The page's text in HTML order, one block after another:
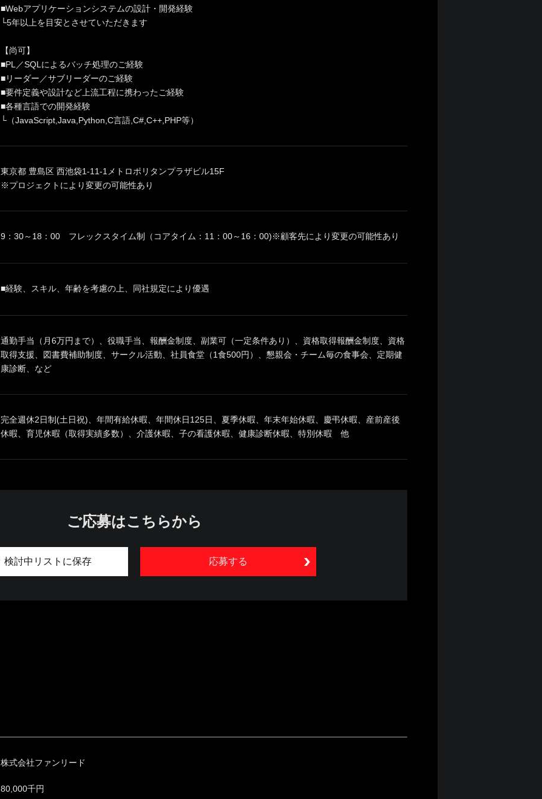
■Webアプリケーションシステムの設計・開発経験
└5年以上を目安とさせていただきます
【尚可】
■PL／SQLによるバッチ処理のご経験
■リーダー／サブリーダーのご経験
■要件定義や設計など上流工程に携わったご経験
■各種言語での開発経験
└（JavaScript,Java,Python,C言語,C#,C++,PHP等）
東京都 豊島区 西池袋1-11-1メトロポリタンプラザビル15F
※プロジェクトにより変更の可能性あり
9：30～18：00 フレックスタイム制（コアタイム：11：00～16：00)※顧客先により変更の可能性あり
■経験、スキル、年齢を考慮の上、同社規定により優遇
通勤手当（月6万円まで）、役職手当、報酬金制度、副業可（一定条件あり）、資格取得報酬金制度、資格
取得支援、図書費補助制度、サークル活動、社員食堂（1食500円）、懇親会・チーム毎の食事会、定期健
康診断、など
完全週休2日制(土日祝)、年間有給休暇、年間休日125日、夏季休暇、年末年始休暇、慶弔休暇、産前産後
休暇、育児休暇（取得実績多数）、介護休暇、子の看護休暇、健康診断休暇、特別休暇 他
ご応募はこちらから
応募する
検討中リストに保存
株式会社ファンリード
80,000千円